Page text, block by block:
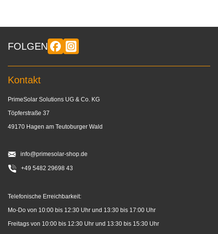
FOLGEN
Kontakt
PrimeSolar Solutions UG & Co. KG
Töpferstraße 37
49170 Hagen am Teutoburger Wald
info@primesolar-shop.de
+49 5482 29698 43
Telefonische Erreichbarkeit:
Mo-Do von 10:00 bis 12:30 Uhr und 13:30 bis 17:00 Uhr
Freitags von 10:00 bis 12:30 Uhr und 13:30 bis 15:30 Uhr